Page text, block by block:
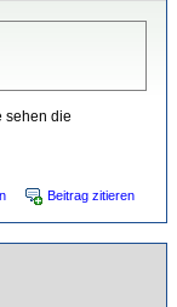
sehen die
Beitrag zitieren